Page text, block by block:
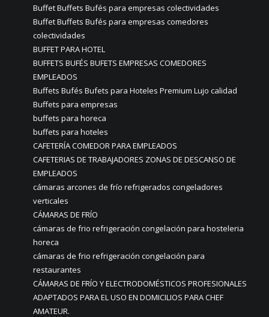
Buffet Buffets Bufés para empresas colectividades
Buffet Buffets Bufés para empresas comedores
colectividades
BUFFET PARA HOTEL
BUFFETS BUFÉS BUFETS EMPRESAS COMEDORES
EMPLEADOS
Buffets Bufés Bufets para Hoteles Premium Lujo calidad
Buffets para empresas
buffets para horeca
buffets para hoteles
CAFETERÍA COMEDOR PARA EMPLEADOS
CAFETERIAS DE TRABAJADORES ZONAS DE DESCANSO DE
EMPLEADOS
cámaras arcones de frío refrigerados congeladores
verticales
CÁMARAS DE FRÍO
cámaras de frio refrigeración congelación para hosteleria
horeca
cámaras de frio refrigeración congelación para
restaurantes
CÁMARAS DE FRÍO Y ELECTRODOMÉSTICOS PROFESIONALES
ADAPTADOS PARA EL USO EN DOMICILIOS PARA CHEF
AMATEUR.